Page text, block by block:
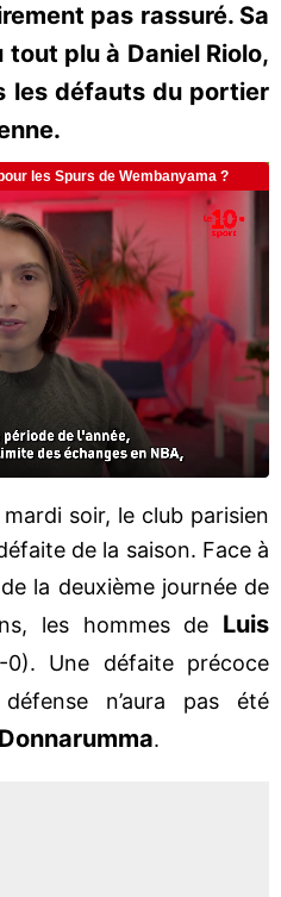
pas rassuré. Sa
tout plu à Daniel Riolo,
les défauts du portier
soir, le club parisien
de la saison. Face à
la deuxième journée de
les hommes de Luis
Une défaite précoce
n’aura pas été
.